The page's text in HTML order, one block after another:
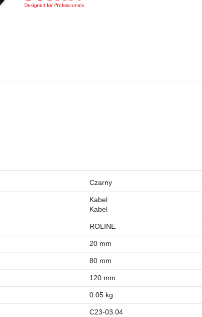
Czarny
Kabel
Kabel
ROLINE
20 mm
80 mm
120 mm
0.05 kg
C23-03.04